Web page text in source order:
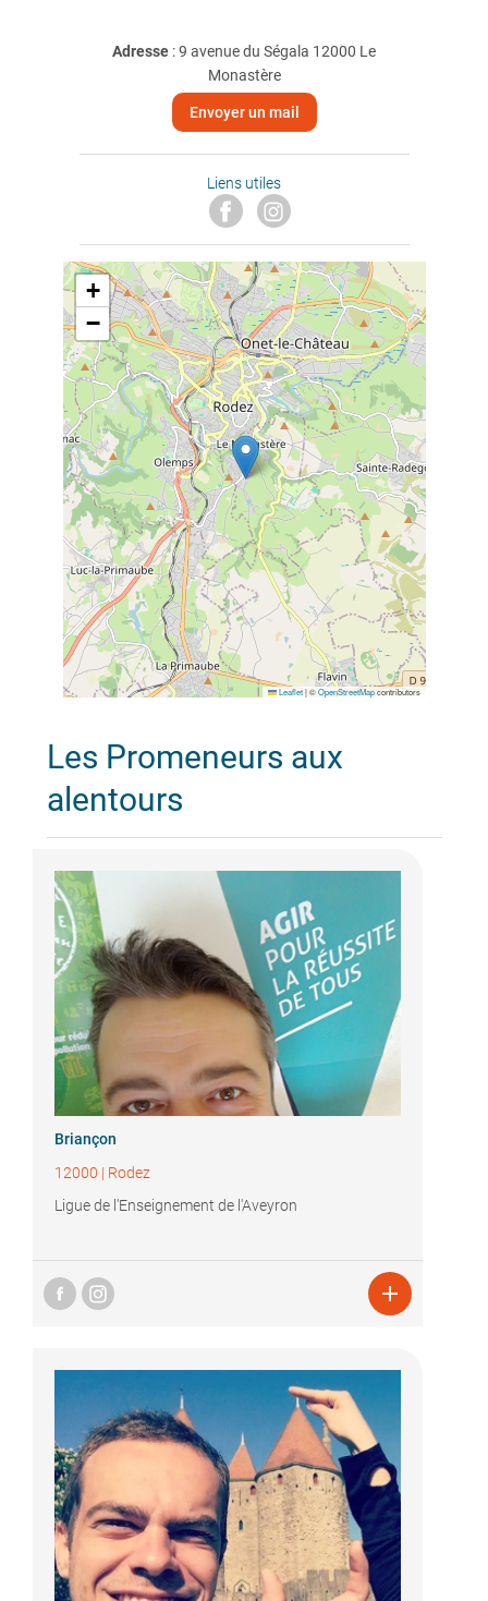
Adresse : 9 avenue du Ségala 12000 Le
Monastère
Envoyer un mail
Liens utiles
+
−
Leaflet|©OpenStreetMapcontributors
Les Promeneurs aux
alentours
Briançon
12000 | Rodez
Ligue de l'Enseignement de l'Aveyron
